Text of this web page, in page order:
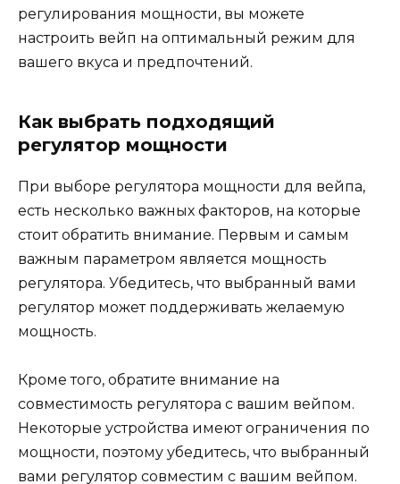
регулирования мощности, вы можете
настроить вейп на оптимальный режим для
вашего вкуса и предпочтений.
Как выбрать подходящий
регулятор мощности
При выборе регулятора мощности для вейпа,
есть несколько важных факторов, на которые
стоит обратить внимание. Первым и самым
важным параметром является мощность
регулятора. Убедитесь, что выбранный вами
регулятор может поддерживать желаемую
мощность.
Кроме того, обратите внимание на
совместимость регулятора с вашим вейпом.
Некоторые устройства имеют ограничения по
мощности, поэтому убедитесь, что выбранный
вами регулятор совместим с вашим вейпом.